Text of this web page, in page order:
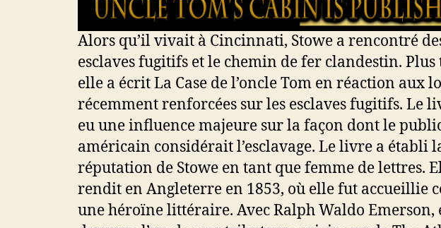
Alors qu’il vivait à Cincinnati, Stowe a rencontré
esclaves fugitifs et le chemin de fer clandestin. Plus
elle a écrit La Case de l’oncle Tom en réaction aux
récemment renforcées sur les esclaves fugitifs. Le
eu une influence majeure sur la façon dont le
américain considérait l’esclavage. Le livre a établi
réputation de Stowe en tant que femme de lettres.
rendit en Angleterre en 1853, où elle fut accueillie
une héroïne littéraire. Avec Ralph Waldo Emerson,